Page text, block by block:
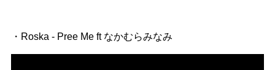
・Roska - Pree Me ft なかむらみなみ